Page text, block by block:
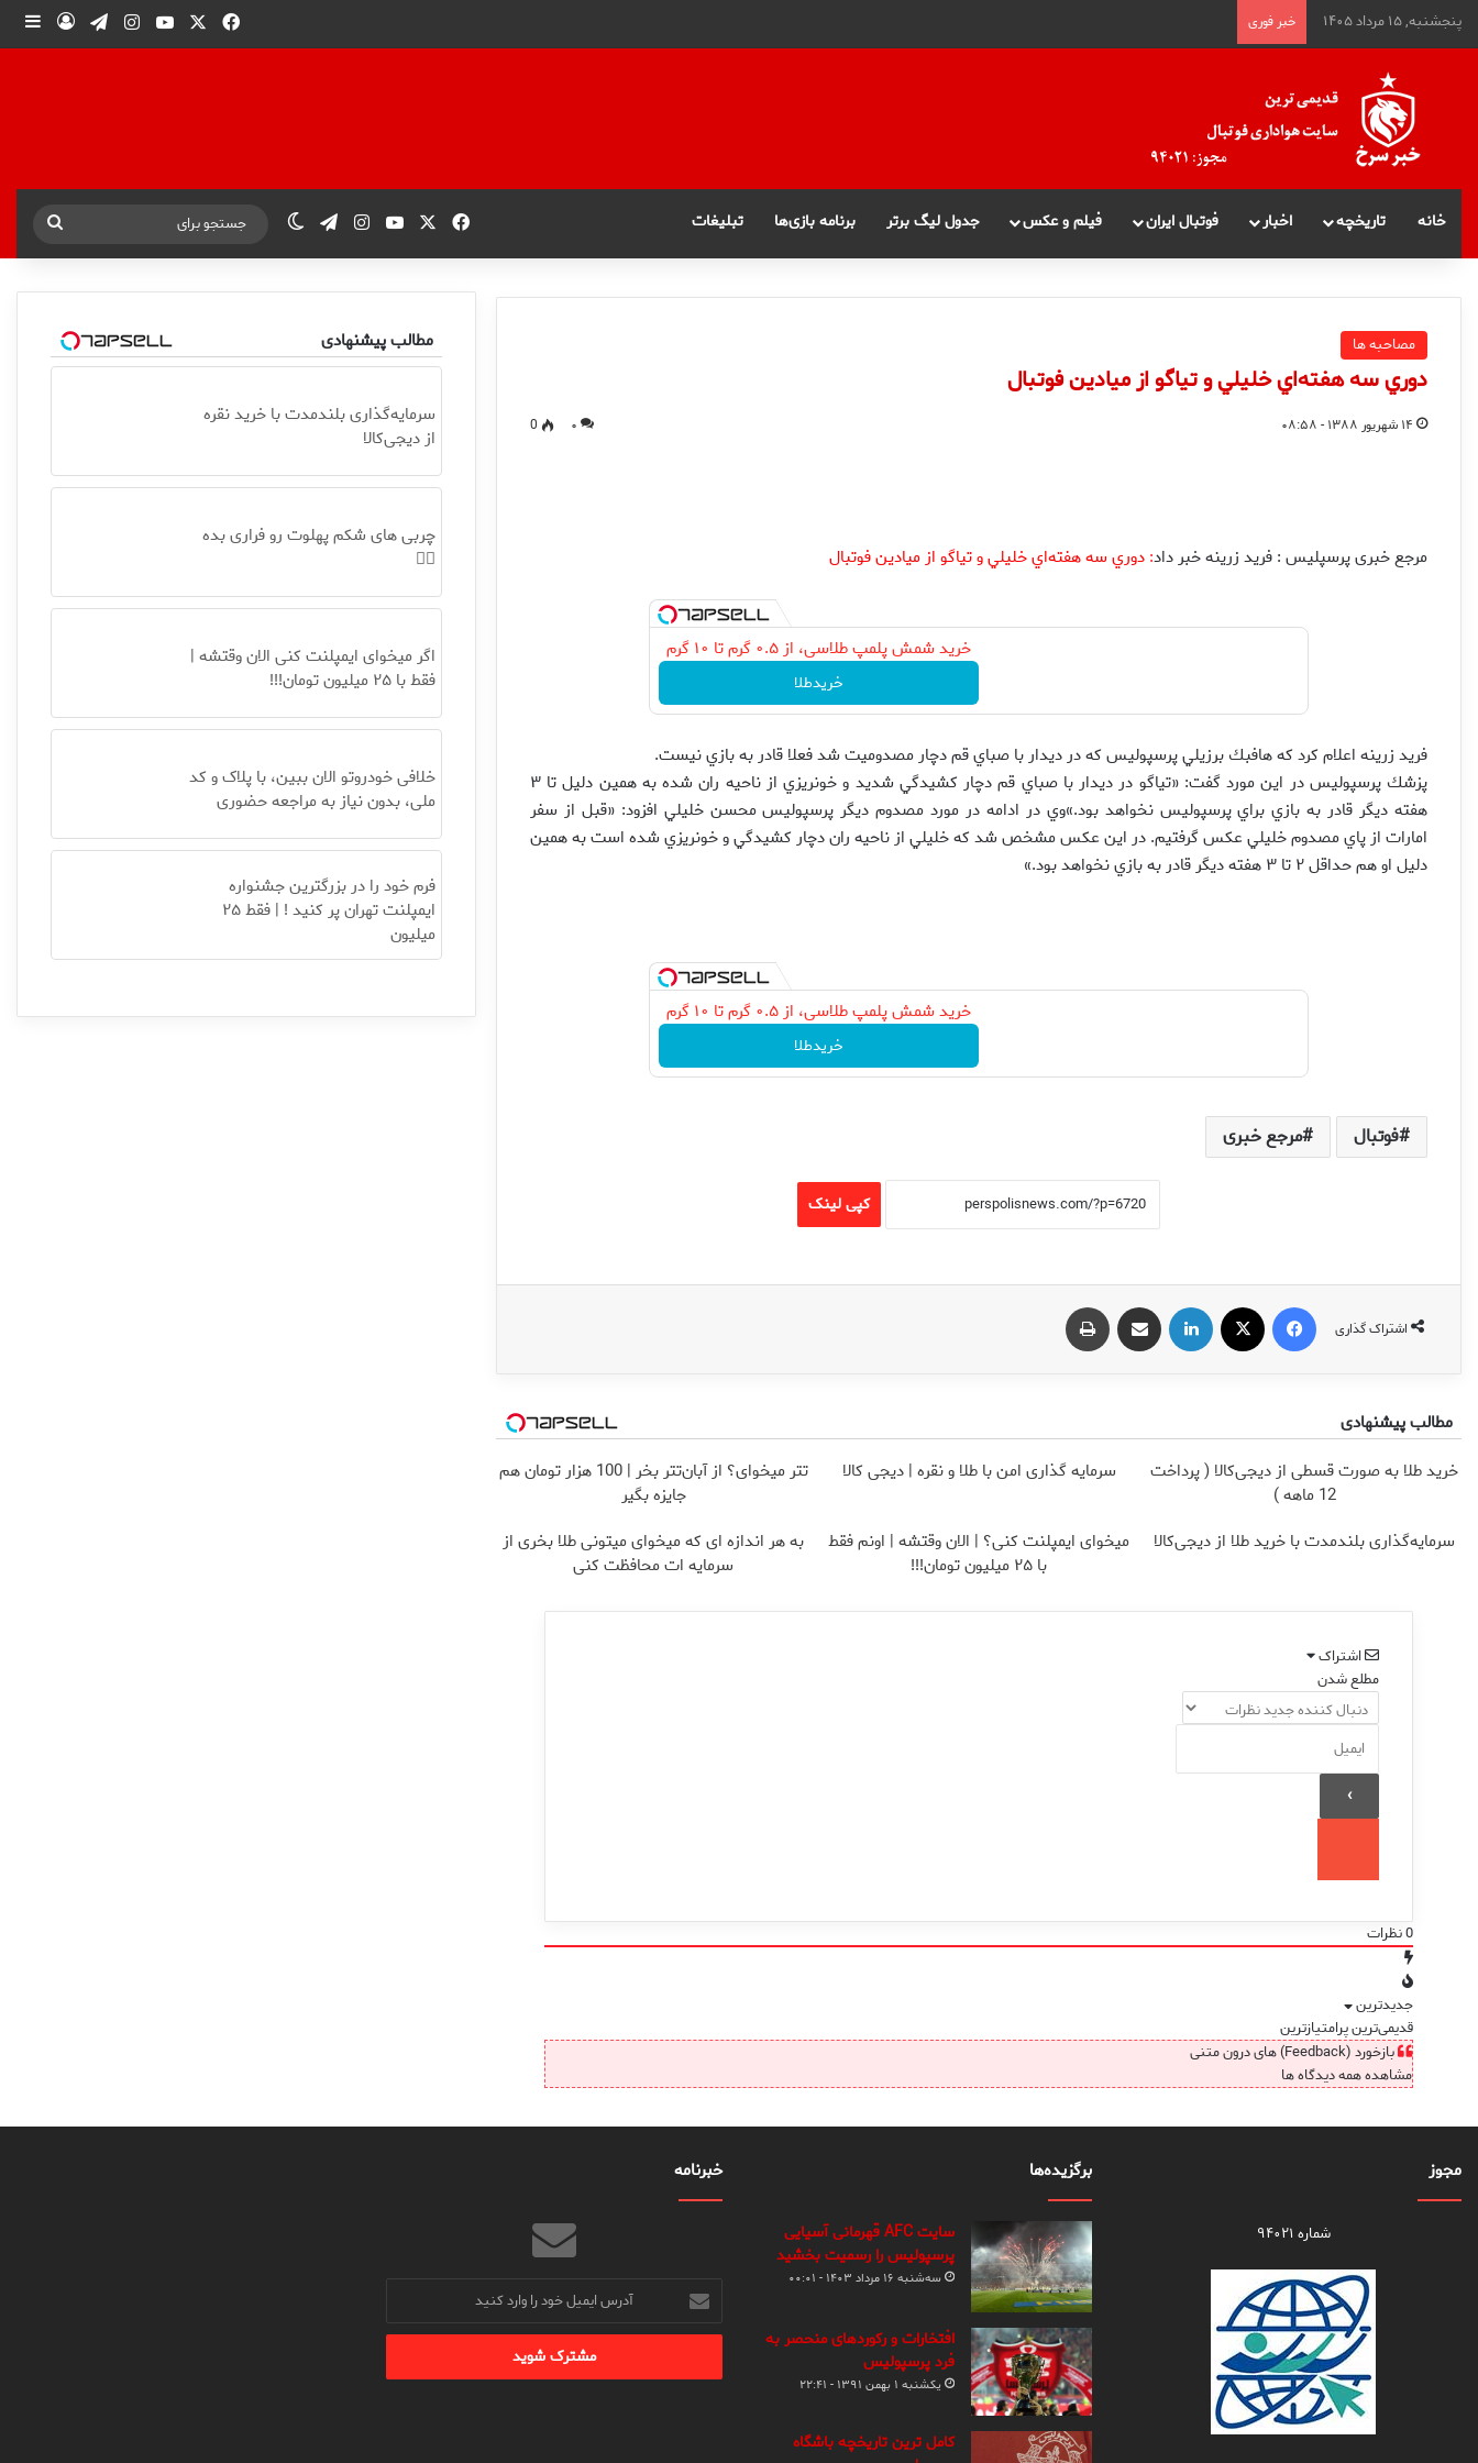
پنجشنبه, ۱۵ مرداد ۱۴۰۵ خبر فوری فیس بوکیوتیوباینستاگرام
تلگرامورود
خانه تاریخچه اخبار فوتبال ایران فیلم و عکس جدول لیگ برتر برنامه بازی‌ها تبلیغات فیس بوکیوتیوباینستاگرام
تلگرامتغییر پوسته
جستجو
برای
مصاحبه ها
دوري سه هفته‌اي خليلي و تياگو از ميادين فوتبال
۱۴ شهریور ۱۳۸۸ - ۰۸:۵۸ ۰ 0
مرجع خبری پرسپلیس : فريد زرينه خبر داد: دوري سه هفته‌اي خليلي و تياگو از ميادين فوتبال
خرید شمش پلمپ طلاسی، از ۰.۵ گرم تا ۱۰ گرم
خریدطلا
فريد زرينه اعلام كرد كه هافبك برزيلي پرسپوليس كه در ديدار با صباي قم دچار مصدوميت شد فعلا قادر به بازي نيست.
پزشك پرسپوليس در اين مورد گفت: «تياگو در ديدار با صباي قم دچار كشيدگي شديد و خونريزي از ناحيه ران شده به همين دليل تا ۳
هفته ديگر قادر به بازي براي پرسپوليس نخواهد بود.»وي در ادامه در مورد مصدوم ديگر پرسپوليس محسن خليلي افزود: «قبل از سفر
امارات از پاي مصدوم خليلي عكس گرفتيم. در اين عكس مشخص شد كه خليلي از ناحيه ران دچار كشيدگي و خونريزي شده است به همين
دليل او هم حداقل ۲ تا ۳ هفته ديگر قادر به بازي نخواهد بود.»
خرید شمش پلمپ طلاسی، از ۰.۵ گرم تا ۱۰ گرم
خریدطلا
فوتبال مرجع خبری
کپی لینک
اشتراک گذاری
فیس بوک لینکدین اشتراک گذاری از طریق ایمیل
مطالب پیشنهادی
خرید طلا به صورت قسطی از دیجی‌کالا ( پرداخت
12 ماهه )
سرمایه گذاری امن با طلا و نقره | دیجی کالا
تتر میخوای؟ از آبان‌تتر بخر | 100 هزار تومان هم
جایزه بگیر
سرمایه‌گذاری بلندمدت با خرید طلا از دیجی‌کالا
میخوای ایمپلنت کنی؟ | الان وقتشه | اونم فقط
با ۲۵ میلیون تومان!!!
به هر اندازه ای که میخوای میتونی طلا بخری از
سرمایه ات محافظت کنی
اشتراک
مطلع شدن
0نظرات
جدیدترین
قدیمی‌ترینپرامتیازترین
بازخورد (Feedback) های درون متنی
مشاهده همه دیدگاه ها
مطالب پیشنهادی
سرمایه‌گذاری بلندمدت با خرید نقره
از دیجی‌کالا
چربی های شکم پهلوت رو فراری بده
👌🏻
اگر میخوای ایمپلنت کنی الان وقتشه |
فقط با ۲۵ میلیون تومان!!!
خلافی خودروتو الان ببین، با پلاک و کد
ملی، بدون نیاز به مراجعه حضوری
فرم خود را در بزرگترین جشنواره
ایمپلنت تهران پر کنید ! | فقط ۲۵
میلیون
مجوز
شماره ۹۴۰۲۱
برگزیده‌ها
سایت AFC قهرمانی آسیایی
پرسپولیس را رسمیت بخشید
سه‌شنبه ۱۶ مرداد ۱۴۰۳ - ۰۰:۰۱
افتخارات و رکوردهای منحصر به
فرد پرسپولیس
یکشنبه ۱ بهمن ۱۳۹۱ - ۲۲:۴۱
کامل ترین تاریخچه باشگاه
خبرنامه
آدرس
ایمیل
خود
وارد